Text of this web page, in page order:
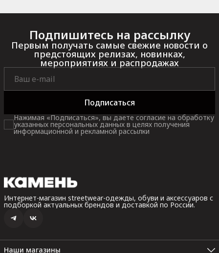
Подпишитесь на рассылку
Первым получать самые свежие новости о
предстоящих релизах, новинках,
мероприятиях и распродажах
Подписаться
Нажимая «Подписаться», вы даете согласие на обработку
указанных персональных данных в целях получения
информационной и рекламной рассылки
Интернет-магазин streetwear-одежды, обуви и аксессуаров с
подборкой актуальных брендов и доставкой по России.
Наши магазины